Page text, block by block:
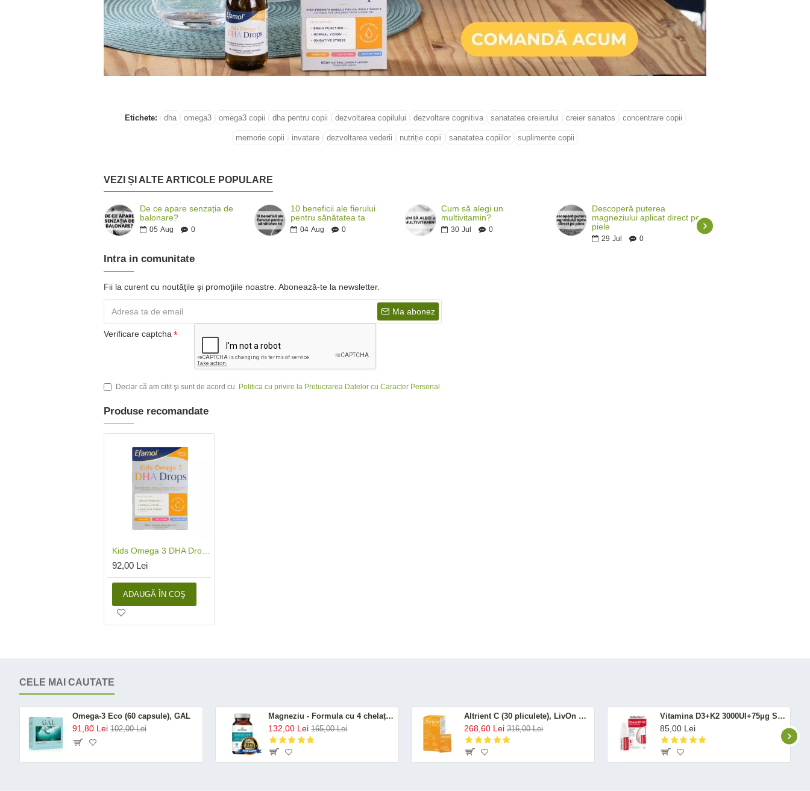
Etichete: dha omega3 omega3 copii dha pentru copii dezvoltarea copilului dezvoltare cognitiva sanatatea creierului creier sanatos concentrare copii
memorie copii invatare dezvoltarea vederii nutriție copii sanatatea copiilor suplimente copii
VEZI ȘI ALTE ARTICOLE POPULARE
De ce apare senzația de
balonare?
05 Aug 0
10 beneficii ale fierului
pentru sănătatea ta
04 Aug 0
Cum să alegi un
multivitamin?
30 Jul 0
Descoperă puterea
magneziului aplicat direct pe
piele
29 Jul 0
Intra in comunitate
Fii la curent cu noutăţile şi promoţiile noastre. Abonează-te la newsletter.
Ma abonez
Verificare captcha
Declar că am citit şi sunt de acord cu Politica cu privire la Prelucrarea Datelor cu Caracter Personal
Produse recomandate
Kids Omega 3 DHA Drops (60ml), Efamol®
92,00 Lei
ADAUGĂ ÎN COŞ
CELE MAI CAUTATE
Omega-3 Eco (60 capsule), GAL
91,80 Lei 102,00 Lei
Magneziu - Formula cu 4 chelați (120 capsule), Neutrient
132,00 Lei 165,00 Lei
Altrient C (30 pliculete), LivOn Labs
268,60 Lei 316,00 Lei
Vitamina D3+K2 3000UI+75μg Spray Oral (12 ml), BetterYou
85,00 Lei